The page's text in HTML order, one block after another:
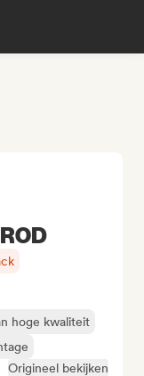
hoge kwaliteit
Origineel bekijken